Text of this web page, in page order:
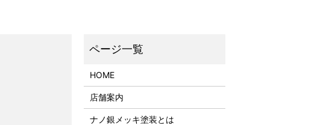
HOME
店舗案内
ナノ銀メッキ塗装とは